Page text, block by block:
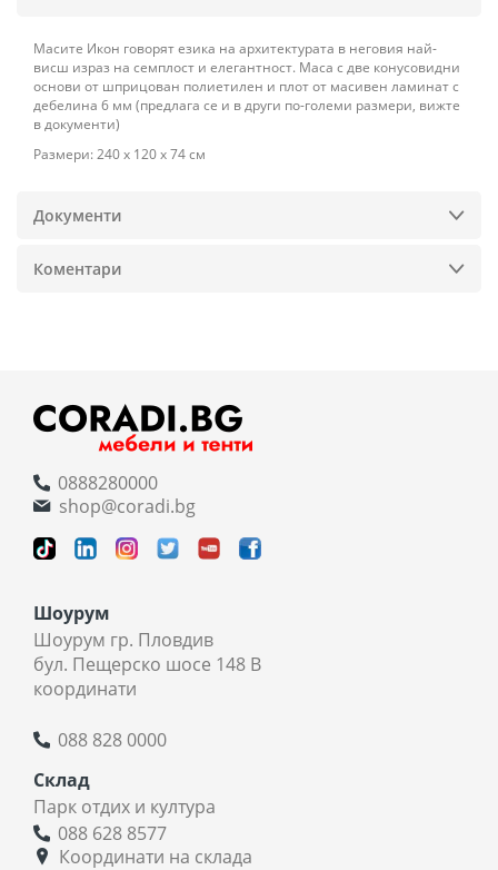
Масите Икон говорят езика на архитектурата в неговия най-
висш израз на семплост и елегантност. Маса с две конусовидни
основи от шприцован полиетилен и плот от масивен ламинат с
дебелина 6 мм (предлага се и в други по-големи размери, вижте
в документи)
Размери: 240 х 120 х 74 см
Документи
Коментари
0888280000
shop@coradi.bg
Шоурум
Шоурум гр. Пловдив
бул. Пещерско шосе 148 В
координати
088 828 0000
Склад
Парк отдих и култура
088 628 8577
Координати на склада